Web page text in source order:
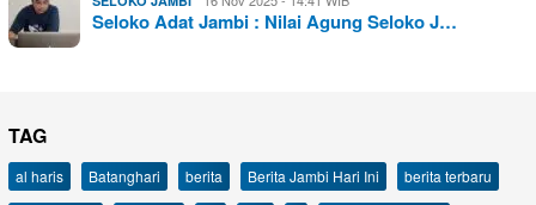
Seloko Adat Jambi : Nilai Agung Seloko J…
TAG
al haris Batanghari berita Berita Jambi Hari Ini
berita terbaru